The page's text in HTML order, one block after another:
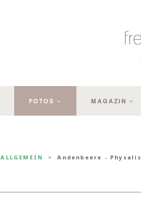
FOTOS MAGAZIN
ALLGEMEIN Andenbeere - Physalis